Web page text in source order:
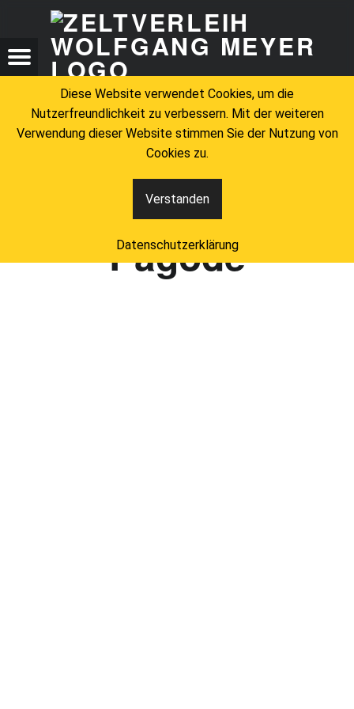
PAGODE – ZELTVERLEIH WOLFGANG MEYER
ZELTVERLEIH WOLFGANG MEYER
Menu
Schlagwort:
Pagode
Diese Website verwendet Cookies, um die
Nutzerfreundlichkeit zu verbessern. Mit der weiteren
Verwendung dieser Website stimmen Sie der Nutzung von
Cookies zu.
Verstanden
Datenschutzerklärung